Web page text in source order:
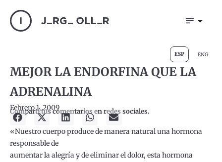
ESP ENG
MEJOR LA ENDORFINA QUE LA
ADRENALINA
Febrero 1, 2009
Compartí tus comentarios en redes sociales.
«Nuestro cuerpo produce de manera natural una hormona
responsable de
aumentar la alegría y de eliminar el dolor, esta hormona